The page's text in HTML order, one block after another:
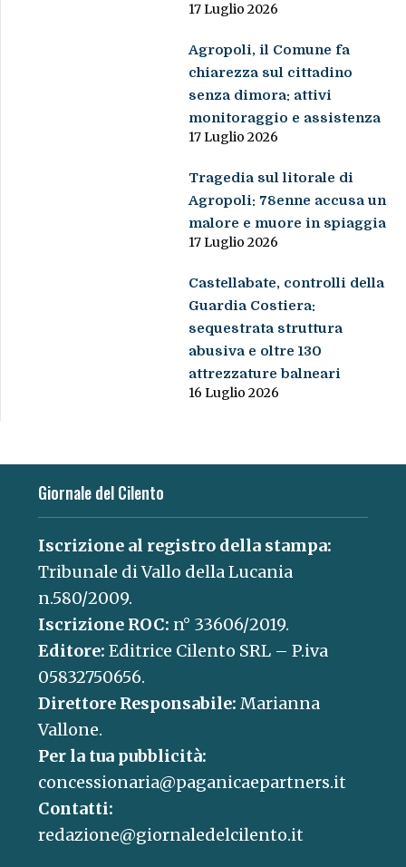
17 Luglio 2026
Agropoli, il Comune fa
chiarezza sul cittadino
senza dimora: attivi
monitoraggio e assistenza
17 Luglio 2026
Tragedia sul litorale di
Agropoli: 78enne accusa un
malore e muore in spiaggia
17 Luglio 2026
Castellabate, controlli della
Guardia Costiera:
sequestrata struttura
abusiva e oltre 130
attrezzature balneari
16 Luglio 2026
Giornale del Cilento
Iscrizione al registro della stampa:
Tribunale di Vallo della Lucania
n.580/2009.
Iscrizione ROC: n° 33606/2019.
Editore: Editrice Cilento SRL – P.iva
05832750656.
Direttore Responsabile: Marianna
Vallone.
Per la tua pubblicità:
concessionaria@paganicaepartners.it
Contatti:
redazione@giornaledelcilento.it